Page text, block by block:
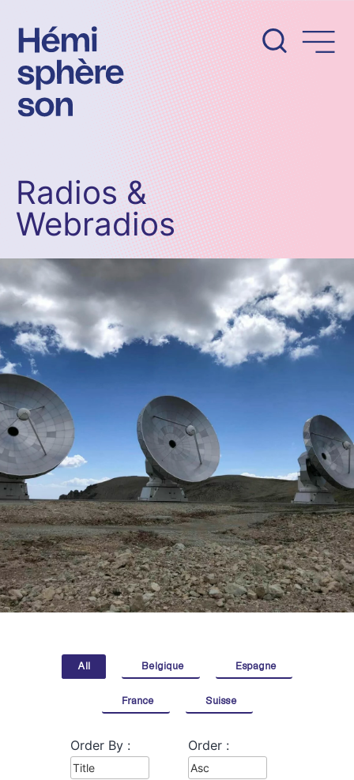
contenu
Radios &
Webradios
All Belgique Espagne
France Suisse
Order By : Order :